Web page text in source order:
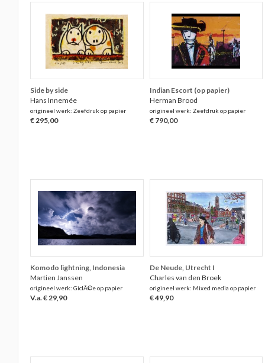
Side by side
Hans Innemée
origineel werk: Zeefdruk op papier
€ 295,00
Indian Escort (op papier)
Herman Brood
origineel werk: Zeefdruk op papier
€ 790,00
Komodo lightning, Indonesia
Martien Janssen
origineel werk: GiclÃ©e op papier
V.a. € 29,90
De Neude, Utrecht I
Charles van den Broek
origineel werk: Mixed media op papier
€ 49,90